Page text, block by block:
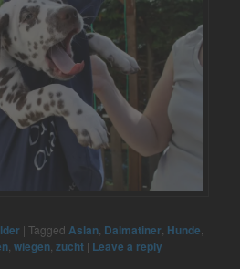
|Tagged Aslan Dalmatiner Hunde
,wiegen ,zucht | Leave a reply